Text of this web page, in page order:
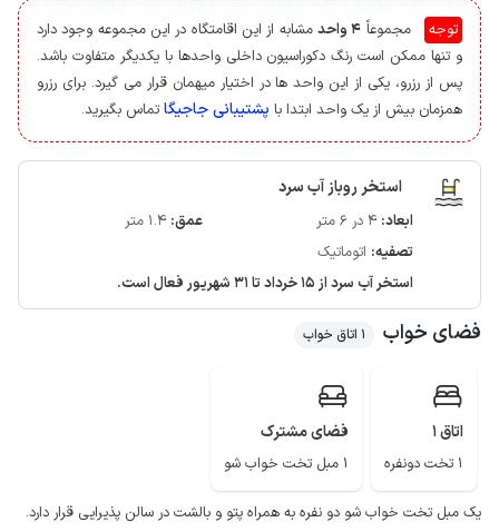
به دوربین مداربسته مجهز می باشد.
مهمانان گرامی برای تهیه مایحتاج روزانه، به سوپرمارکت و نانوایی با فاصله حدود
500 متری کلبه دسترسی خواهند داشت.
کیفیت پوشش شبکه تلفن همراه برای اپراتور ایرانسل و همراه اول در مکالمه خوب
و دسترسی به اینترنت به صورت 4g می باشد.
توجه مجموعاً 4 واحد
مشابه از این اقامتگاه در این مجموعه وجود دارد
و تنها ممکن است رنگ دکوراسیون داخلی واحدها با یکدیگر متفاوت باشد.
پس از رزرو، یکی از این واحد ها در اختیار میهمان قرار می گیرد. برای رزرو
همزمان بیش از یک واحد ابتدا با پشتیبانی جاجیگا تماس بگیرید.
استخر روباز آب سرد
ابعاد: 4 در 6 متر عمق: 1.4 متر
تصفیه: اتوماتیک
استخر آب سرد از 15 خرداد تا 31 شهریور فعال است.
فضای خواب 1 اتاق خواب
اتاق 1
1 تخت دونفره
فضای مشترک
1 مبل تخت خواب شو
یک مبل تخت خواب شو دو نفره به همراه پتو و بالشت در سالن پذیرایی قرار دارد.